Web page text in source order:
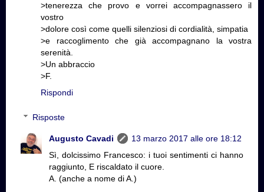
>tenerezza che provo e vorrei accompagnassero il
vostro
>dolore così come quelli silenziosi di cordialità, simpatia
>e raccoglimento che già accompagnano la vostra
serenità.
>Un abbraccio
>F.
Rispondi
Risposte
Augusto Cavadi
13 marzo 2017 alle ore 18:12
Sì, dolcissimo Francesco: i tuoi sentimenti ci hanno
raggiunto, E riscaldato il cuore.
A. (anche a nome di A.)